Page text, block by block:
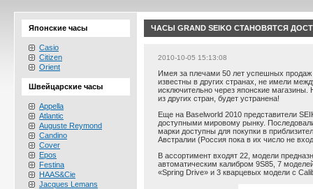
Японские часы
Casio
Citizen
Orient
Швейцарские часы
Appella
Atlantic
Auguste Reymond
Candino
Cover
Epos
Festina
HAAS&Cie
Jacques Lemans
ЧАСЫ GRAND SEIKO СТАНОВЯТСЯ
2010-10-05 15:13:08
Имея за плечами 50 лет успешных
известны в других странах, не имели
исключительно через японские
из других стран, будет устранена!
Еще на Baselworld 2010 представители
доступными мировому рынку.
марки доступны для покупки в
Австралии (Россия пока в их число не
В ассортимент входят 22, модели
автоматическим калибром 9S85, 7
«Spring Drive» и 3 кварцевых модели с